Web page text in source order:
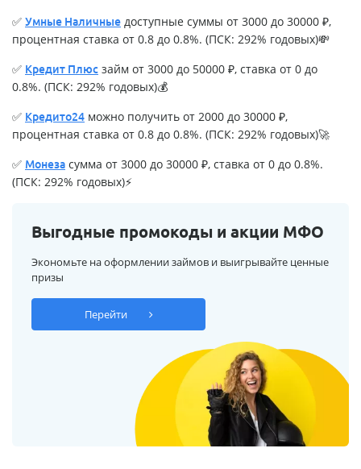
✅ Умные Наличные доступные суммы от 3000 до 30000 ₽,
процентная ставка от 0.8 до 0.8%. (ПСК: 292% годовых)💸
✅ Кредит Плюс займ от 3000 до 50000 ₽, ставка от 0 до
0.8%. (ПСК: 292% годовых)💰
✅ Кредито24 можно получить от 2000 до 30000 ₽,
процентная ставка от 0.8 до 0.8%. (ПСК: 292% годовых)🚀
✅ Монеза сумма от 3000 до 30000 ₽, ставка от 0 до 0.8%.
(ПСК: 292% годовых)⚡
Выгодные промокоды и акции МФО
Экономьте на оформлении займов и выигрывайте ценные
призы
Перейти